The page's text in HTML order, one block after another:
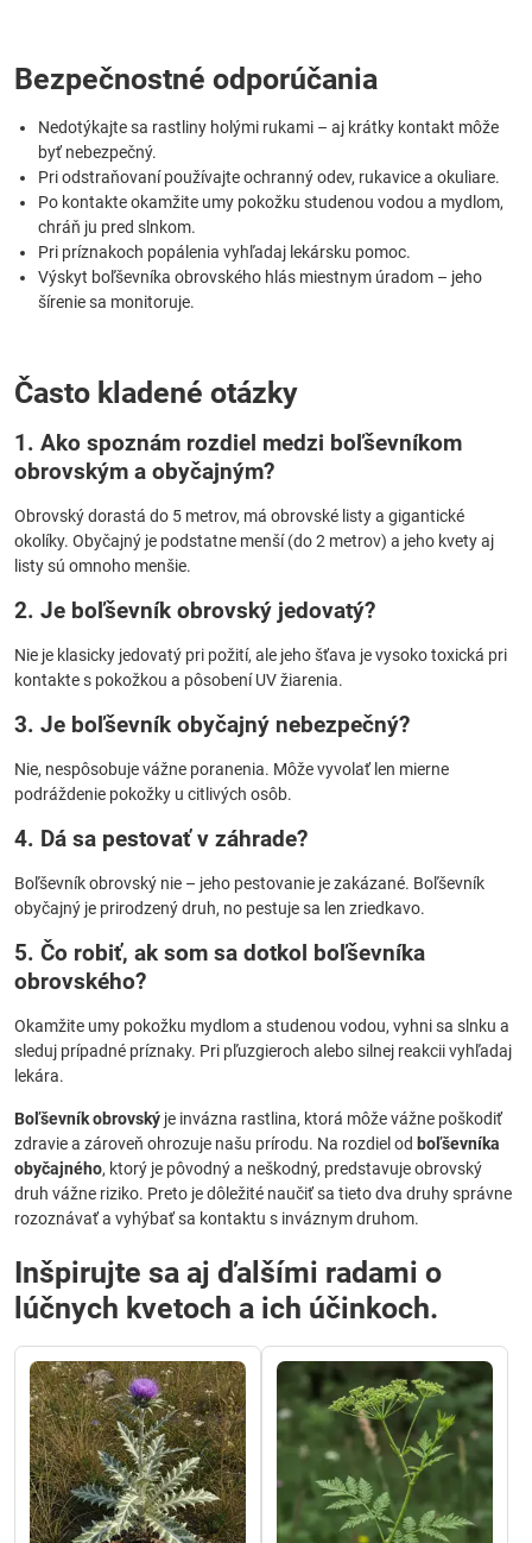
Bezpečnostné odporúčania
Nedotýkajte sa rastliny holými rukami – aj krátky kontakt môže
byť nebezpečný.
Pri odstraňovaní používajte ochranný odev, rukavice a okuliare.
Po kontakte okamžite umy pokožku studenou vodou a mydlom,
chráň ju pred slnkom.
Pri príznakoch popálenia vyhľadaj lekársku pomoc.
Výskyt boľševníka obrovského hlás miestnym úradom – jeho
šírenie sa monitoruje.
Často kladené otázky
1. Ako spoznám rozdiel medzi boľševníkom
obrovským a obyčajným?
Obrovský dorastá do 5 metrov, má obrovské listy a gigantické
okolíky. Obyčajný je podstatne menší (do 2 metrov) a jeho kvety aj
listy sú omnoho menšie.
2. Je boľševník obrovský jedovatý?
Nie je klasicky jedovatý pri požití, ale jeho šťava je vysoko toxická pri
kontakte s pokožkou a pôsobení UV žiarenia.
3. Je boľševník obyčajný nebezpečný?
Nie, nespôsobuje vážne poranenia. Môže vyvolať len mierne
podráždenie pokožky u citlivých osôb.
4. Dá sa pestovať v záhrade?
Boľševník obrovský nie – jeho pestovanie je zakázané. Boľševník
obyčajný je prirodzený druh, no pestuje sa len zriedkavo.
5. Čo robiť, ak som sa dotkol boľševníka
obrovského?
Okamžite umy pokožku mydlom a studenou vodou, vyhni sa slnku a
sleduj prípadné príznaky. Pri pľuzgieroch alebo silnej reakcii vyhľadaj
lekára.
Boľševník obrovský je invázna rastlina, ktorá môže vážne poškodiť
zdravie a zároveň ohrozuje našu prírodu. Na rozdiel od boľševníka
obyčajného, ktorý je pôvodný a neškodný, predstavuje obrovský
druh vážne riziko. Preto je dôležité naučiť sa tieto dva druhy správne
rozoznávať a vyhýbať sa kontaktu s inváznym druhom.
Inšpirujte sa aj ďalšími radami o
lúčnych kvetoch a ich účinkoch.